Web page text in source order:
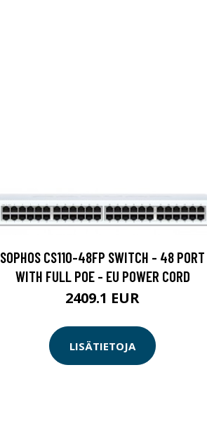
SOPHOS CS110-48FP SWITCH - 48 PORT
WITH FULL POE - EU POWER CORD
2409.1 EUR
LISÄTIETOJA